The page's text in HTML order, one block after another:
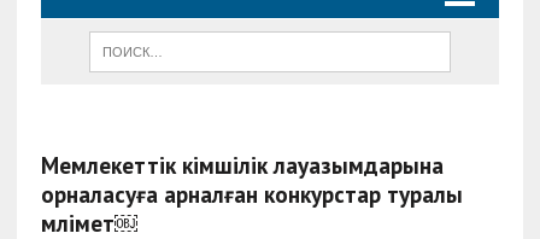
Мемлекеттік әкімшілік лауазымдарына
орналасуға арналған конкурстар туралы
мәлімет￼